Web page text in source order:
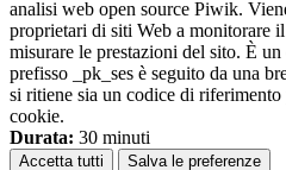
analisi web open source Piwik.
proprietari di siti Web a monitorare
misurare le prestazioni del sito. È
prefisso _pk_ses è seguito da una
si ritiene sia un codice di
cookie.
Durata: 30 minuti
Accetta tutti Salva le preferenze